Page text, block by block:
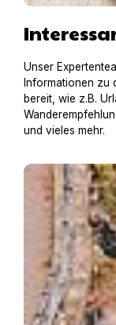
Unser
Informationen zu
bereit, wie z.B.
und vieles mehr.
Hausboot mit